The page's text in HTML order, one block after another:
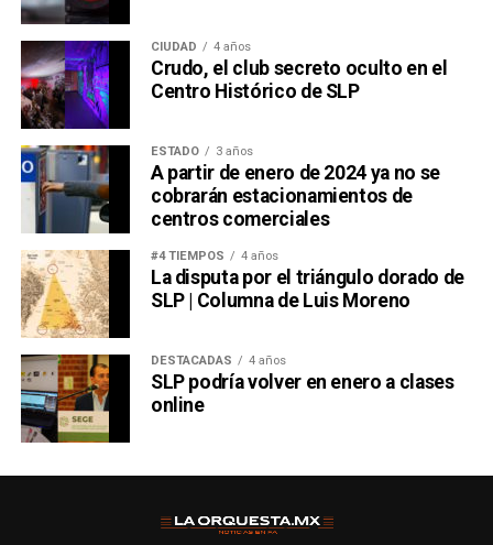
CIUDAD 4 años
Crudo, el club secreto oculto en el
Centro Histórico de SLP
ESTADO 3 años
A partir de enero de 2024 ya no se
cobrarán estacionamientos de
centros comerciales
#4 TIEMPOS 4 años
La disputa por el triángulo dorado de
SLP | Columna de Luis Moreno
DESTACADAS 4 años
SLP podría volver en enero a clases
online